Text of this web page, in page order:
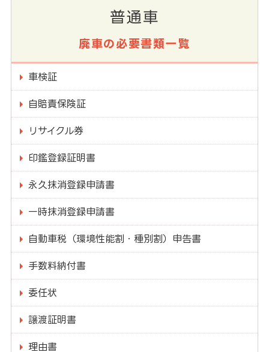
普通車
廃車の必要書類一覧
車検証
自賠責保険証
リサイクル券
印鑑登録証明書
永久抹消登録申請書
一時抹消登録申請書
自動車税（環境性能割・種別割）申告書
手数料納付書
委任状
譲渡証明書
理由書